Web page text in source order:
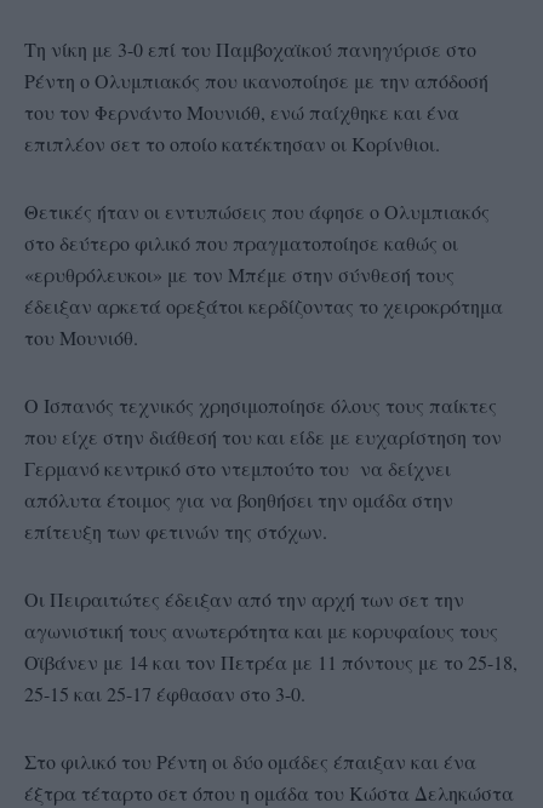
Τη νίκη με 3-0 επί του Παμβοχαϊκού πανηγύρισε στο
Ρέντη ο Ολυμπιακός που ικανοποίησε με την απόδοσή
του τον Φερνάντο Μουνιόθ, ενώ παίχθηκε και ένα
επιπλέον σετ το οποίο κατέκτησαν οι Κορίνθιοι.
Θετικές ήταν οι εντυπώσεις που άφησε ο Ολυμπιακός
στο δεύτερο φιλικό που πραγματοποίησε καθώς οι
«ερυθρόλευκοι» με τον Μπέμε στην σύνθεσή τους
έδειξαν αρκετά ορεξάτοι κερδίζοντας το χειροκρότημα
του Μουνιόθ.
Ο Ισπανός τεχνικός χρησιμοποίησε όλους τους παίκτες
που είχε στην διάθεσή του και είδε με ευχαρίστηση τον
Γερμανό κεντρικό στο ντεμπούτο του να δείχνει
απόλυτα έτοιμος για να βοηθήσει την ομάδα στην
επίτευξη των φετινών της στόχων.
Οι Πειραιτώτες έδειξαν από την αρχή των σετ την
αγωνιστική τους ανωτερότητα και με κορυφαίους τους
Οϊβάνεν με 14 και τον Πετρέα με 11 πόντους με το 25-18,
25-15 και 25-17 έφθασαν στο 3-0.
Στο φιλικό του Ρέντη οι δύο ομάδες έπαιξαν και ένα
έξτρα τέταρτο σετ όπου η ομάδα του Κώστα Δεληκώστα